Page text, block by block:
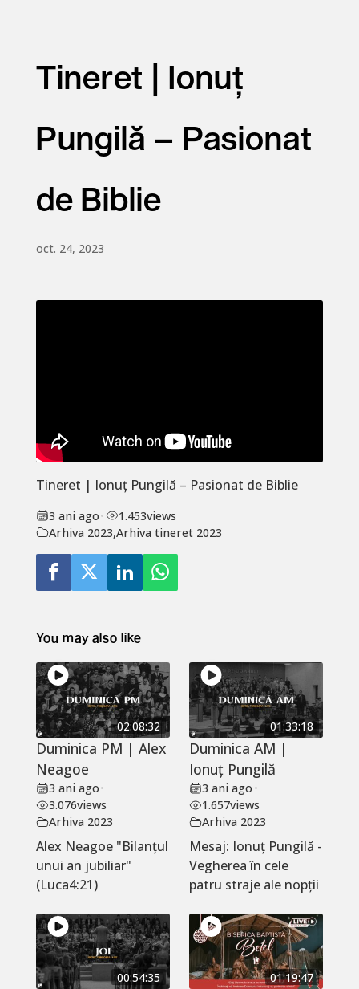
Tineret | Ionuț
Pungilă – Pasionat
de Biblie
oct. 24, 2023
Tineret | Ionuț Pungilă – Pasionat de Biblie
3 ani ago• 1.453views
Arhiva 2023,Arhiva tineret 2023
You may also like
02:08:32
Duminica PM | Alex
Neagoe
3 ani ago•
3.076views
Arhiva 2023
Alex Neagoe "Bilanțul
unui an jubiliar"
(Luca4:21)
01:33:18
Duminica AM |
Ionuț Pungilă
3 ani ago •
1.657views
Arhiva 2023
Mesaj: Ionuț Pungilă -
Vegherea în cele
patru straje ale nopții
00:54:35 01:19:47